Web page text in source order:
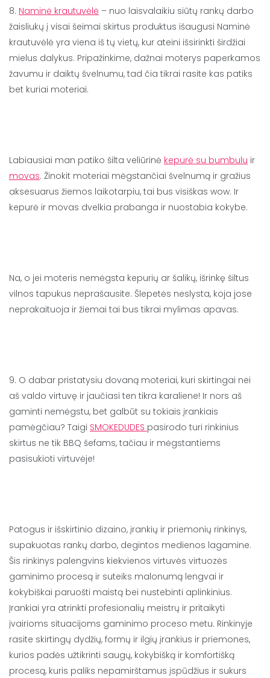
8. Naminė krautuvėlė – nuo laisvalaikiu siūtų rankų darbo
žaisliukų į visai šeimai skirtus produktus išaugusi Naminė
krautuvėlė yra viena iš tų vietų, kur ateini išsirinkti širdžiai
mielus dalykus. Pripažinkime, dažnai moterys paperkamos
žavumu ir daiktų švelnumu, tad čia tikrai rasite kas patiks
bet kuriai moteriai.
Labiausiai man patiko šilta veliūrinė kepurė su bumbulu ir
movas. Žinokit moteriai mėgstančiai švelnumą ir gražius
aksesuarus žiemos laikotarpiu, tai bus visiškas wow. Ir
kepurė ir movas dvelkia prabanga ir nuostabia kokybe.
Na, o jei moteris nemėgsta kepurių ar šalikų, išrinkę šiltus
vilnos tapukus neprašausite. Šlepetės neslysta, koja jose
neprakaituoja ir žiemai tai bus tikrai mylimas apavas.
9. O dabar pristatysiu dovaną moteriai, kuri skirtingai nei
aš valdo virtuvę ir jaučiasi ten tikra karaliene! Ir nors aš
gaminti nemėgstu, bet galbūt su tokiais įrankiais
pamėgčiau? Taigi SMOKEDUDES pasirodo turi rinkinius
skirtus ne tik BBQ šefams, tačiau ir mėgstantiems
pasisukioti virtuvėje!
Patogus ir išskirtinio dizaino, įrankių ir priemonių rinkinys,
supakuotas rankų darbo, degintos medienos lagamine.
Šis rinkinys palengvins kiekvienos virtuvės virtuozės
gaminimo procesą ir suteiks malonumą lengvai ir
kokybiškai paruošti maistą bei nustebinti aplinkinius.
Įrankiai yra atrinkti profesionalių meistrų ir pritaikyti
įvairioms situacijoms gaminimo proceso metu. Rinkinyje
rasite skirtingų dydžių, formų ir ilgių įrankius ir priemones,
kurios padės užtikrinti saugų, kokybišką ir komfortišką
procesą, kuris paliks nepamirštamus įspūdžius ir sukurs